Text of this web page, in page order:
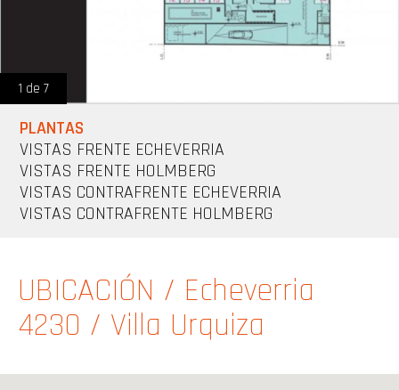
1 de 7
PLANTAS
VISTAS FRENTE ECHEVERRIA
VISTAS FRENTE HOLMBERG
VISTAS CONTRAFRENTE ECHEVERRIA
VISTAS CONTRAFRENTE HOLMBERG
UBICACIÓN / Echeverria
4230 / Villa Urquiza